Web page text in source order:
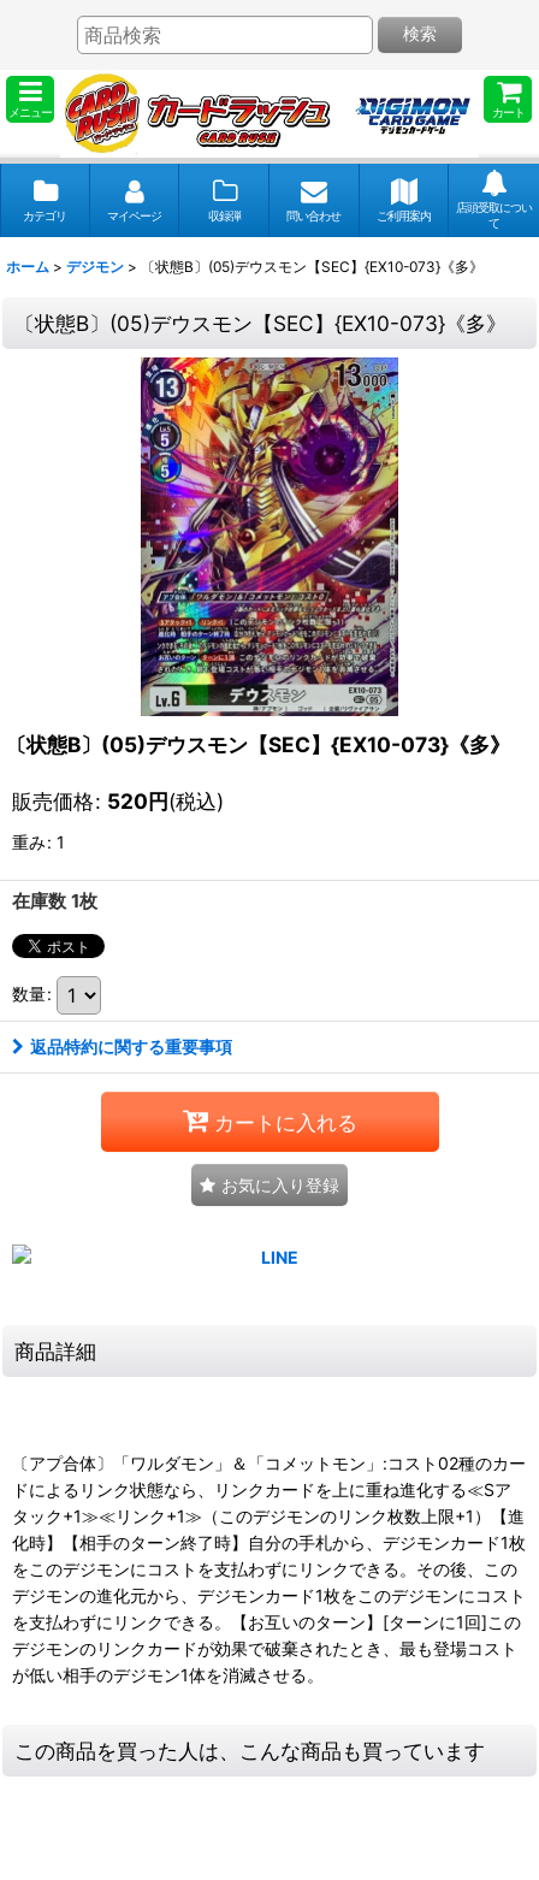
メニュー カート
検索
カテゴリ マイページ 収録弾 問い合わせ ご利用案内
店頭受取につい
て
ホーム > デジモン > 〔状態B〕(05)デウスモン【SEC】{EX10-073}《多》
〔状態B〕(05)デウスモン【SEC】{EX10-073}《多》
〔状態B〕(05)デウスモン【SEC】{EX10-073}《多》
販売価格: 520円(税込)
重み: 1
在庫数 1枚
数量:
返品特約に関する重要事項
カートに入れる
お気に入り登録
商品詳細
〔アプ合体〕「ワルダモン」＆「コメットモン」:コスト02種のカー
ドによるリンク状態なら、リンクカードを上に重ね進化する≪Sア
タック+1≫≪リンク+1≫（このデジモンのリンク枚数上限+1）【進
化時】【相手のターン終了時】自分の手札から、デジモンカード1枚
をこのデジモンにコストを支払わずにリンクできる。その後、この
デジモンの進化元から、デジモンカード1枚をこのデジモンにコスト
を支払わずにリンクできる。【お互いのターン】[ターンに1回]この
デジモンのリンクカードが効果で破棄されたとき、最も登場コスト
が低い相手のデジモン1体を消滅させる。
この商品を買った人は、こんな商品も買っています